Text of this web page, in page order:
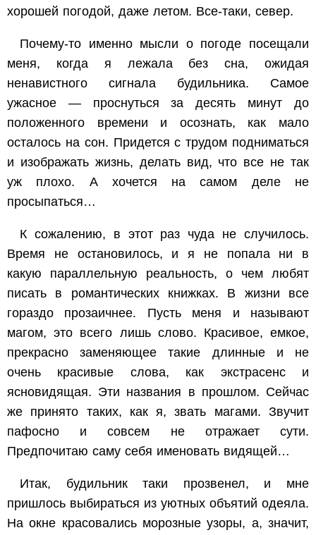
хорошей погодой, даже летом. Все-таки, север.
Почему-то именно мысли о погоде посещали
меня, когда я лежала без сна, ожидая
ненавистного сигнала будильника. Самое
ужасное — проснуться за десять минут до
положенного времени и осознать, как мало
осталось на сон. Придется с трудом подниматься
и изображать жизнь, делать вид, что все не так
уж плохо. А хочется на самом деле не
просыпаться…
К сожалению, в этот раз чуда не случилось.
Время не остановилось, и я не попала ни в
какую параллельную реальность, о чем любят
писать в романтических книжках. В жизни все
гораздо прозаичнее. Пусть меня и называют
магом, это всего лишь слово. Красивое, емкое,
прекрасно заменяющее такие длинные и не
очень красивые слова, как экстрасенс и
ясновидящая. Эти названия в прошлом. Сейчас
же принято таких, как я, звать магами. Звучит
пафосно и совсем не отражает сути.
Предпочитаю саму себя именовать видящей…
Итак, будильник таки прозвенел, и мне
пришлось выбираться из уютных объятий одеяла.
На окне красовались морозные узоры, а, значит,